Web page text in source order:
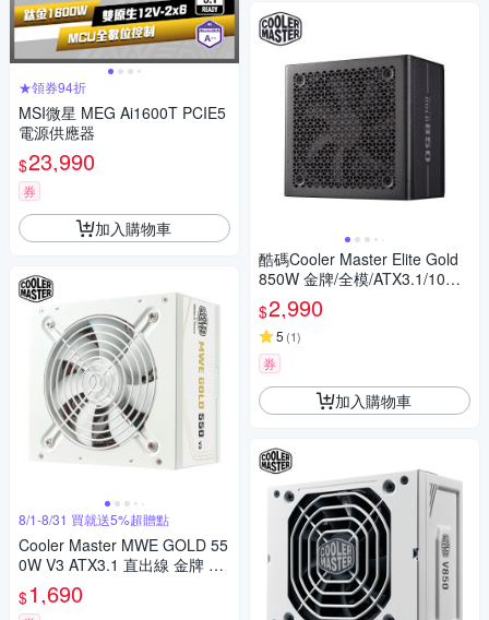
★領券94折
MSI微星 MEG Ai1600T PCIE5
電源供應器
$23,990
券
加入購物車
8/1-8/31 買就送5%超贈點
Cooler Master MWE GOLD 55
0W V3 ATX3.1 直出線 金牌 55
0W 電源供應器 白色
$1,690
酷碼Cooler Master Elite Gold
850W 金牌/全模/ATX3.1/10年
保電源供應器
$2,990
5 (1)
券
加入購物車